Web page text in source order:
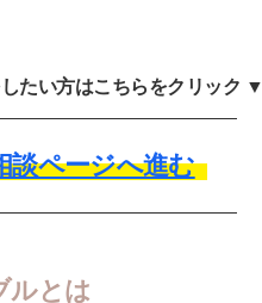
たい方はこちらをクリック ▼
談ページへ進む
ルとは